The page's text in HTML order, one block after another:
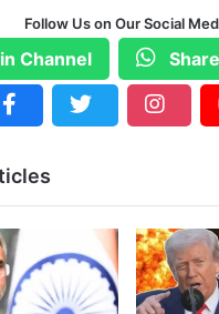
Follow Us on Our Social
Channel